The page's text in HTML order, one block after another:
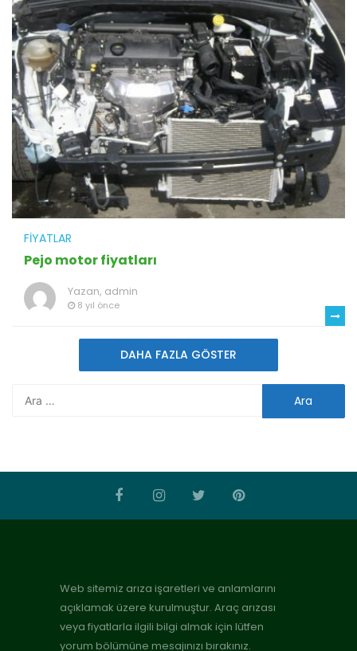
FIYATLAR
Pejo motor fiyatları
Yazan, admin
8 yıl önce
DAHA FAZLA GÖSTER
Web sitemiz arıza işaretleri ve anlamlarını
açıklamak üzere kurulmuştur. Araç arızası
veya fiyatlarla ilgili bilgi almak için lütfen
yorum bölümüne mesajınızı bırakınız.